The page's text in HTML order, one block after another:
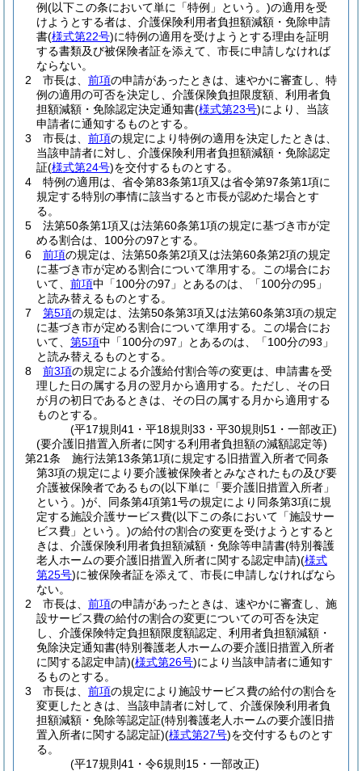
例(以下この条において単に「特例」という。)の適用を受
けようとする者は、介護保険利用者負担額減額・免除申請
書(様式第22号)に特例の適用を受けようとする理由を証明
する書類及び被保険者証を添えて、市長に申請しなければ
ならない。
2
市長は、 前項の申請があったときは、速やかに審査し、特
例の適用の可否を決定し、介護保険負担限度額、利用者負
担額減額・免除認定決定通知書(様式第23号)により、当該
申請者に通知するものとする。
3
市長は、 前項の規定により特例の適用を決定したときは、
当該申請者に対し、介護保険利用者負担額減額・免除認定
証(様式第24号)を交付するものとする。
4
特例の適用は、省令第83条第1項又は省令第97条第1項に
規定する特別の事情に該当すると市長が認めた場合とす
る。
5
法第50条第1項又は法第60条第1項の規定に基づき市が定
める割合は、100分の97とする。
6
前項の規定は、法第50条第2項又は法第60条第2項の規定
に基づき市が定める割合について準用する。
この場合にお
いて、 前項中「100分の97」とあるのは、「100分の95」
と読み替えるものとする。
7
第5項の規定は、法第50条第3項又は法第60条第3項の規定
に基づき市が定める割合について準用する。
この場合にお
いて、 第5項中「100分の97」とあるのは、「100分の93」
と読み替えるものとする。
8
前3項の規定による介護給付割合等の変更は、申請書を受
理した日の属する月の翌月から適用する。 ただし、その日
が月の初日であるときは、その日の属する月から適用する
ものとする。
(平17規則41・平18規則33・平30規則51・一部改正)
(要介護旧措置入所者に関する利用者負担額の減額認定等)
第21条
施行法第13条第1項に規定する旧措置入所者で同条
第3項の規定により要介護被保険者とみなされたもの及び要
介護被保険者であるもの(以下単に「要介護旧措置入所者」
という。)が、同条第4項第1号の規定により同条第3項に規
定する施設介護サービス費(以下この条において「施設サー
ビス費」という。)の給付の割合の変更を受けようとすると
きは、介護保険利用者負担額減額・免除等申請書(特別養護
老人ホームの要介護旧措置入所者に関する認定申請)(様式
第25号)に被保険者証を添えて、市長に申請しなければなら
ない。
2
市長は、 前項の申請があったときは、速やかに審査し、施
設サービス費の給付の割合の変更についての可否を決定
し、介護保険特定負担額限度額認定、利用者負担額減額・
免除決定通知書(特別養護老人ホームの要介護旧措置入所者
に関する認定申請)(様式第26号)により当該申請者に通知す
るものとする。
3
市長は、 前項の規定により施設サービス費の給付の割合を
変更したときは、当該申請者に対して、介護保険利用者負
担額減額・免除等認定証(特別養護老人ホームの要介護旧措
置入所者に関する認定証)(様式第27号)を交付するものとす
る。
(平17規則41・令6規則15・一部改正)